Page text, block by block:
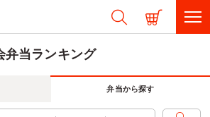
弁当ランキング
弁当から探す